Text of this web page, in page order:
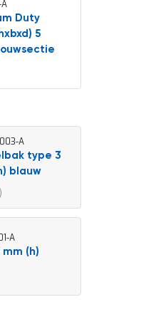
Duty
5
A
type 3
blauw
A
(h)